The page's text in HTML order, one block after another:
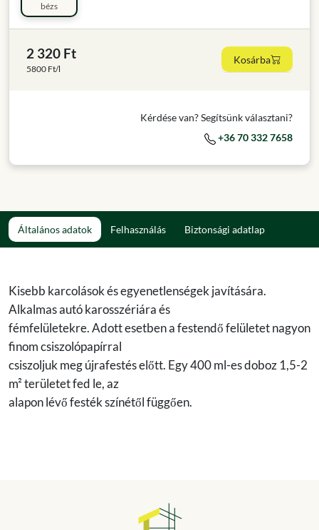
bézs
2 320 Ft
5800 Ft/l
Kosárba
Kérdése van? Segítsünk választani?
+36 70 332 7658
Általános adatok Felhasználás Biztonsági adatlap
Kisebb karcolások és egyenetlenségek javítására.
Alkalmas autó karosszériára és
fémfelületekre. Adott esetben a festendő felületet nagyon
finom csiszolópapírral
csiszoljuk meg újrafestés előtt. Egy 400 ml-es doboz 1,5-2
m² területet fed le, az
alapon lévő festék színétől függően.